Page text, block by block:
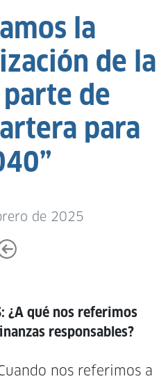
la
de la
de
para
de 2025
¿A qué nos referimos
responsables?
nos referimos a